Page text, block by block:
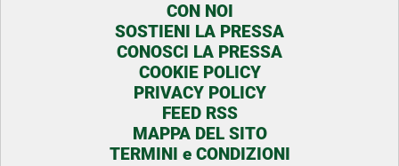
CON NOI
SOSTIENI LA PRESSA
CONOSCI LA PRESSA
COOKIE POLICY
PRIVACY POLICY
FEED RSS
MAPPA DEL SITO
TERMINI e CONDIZIONI